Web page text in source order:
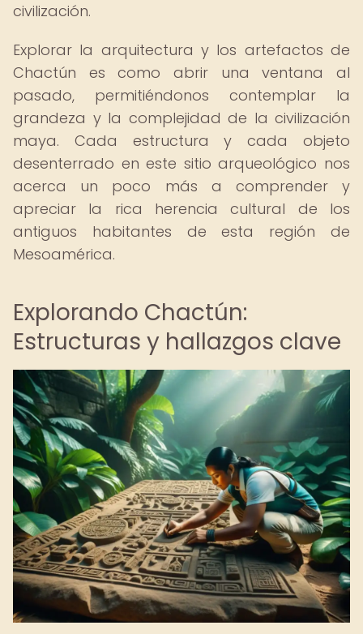
civilización.
Explorar la arquitectura y los artefactos de
Chactún es como abrir una ventana al
pasado, permitiéndonos contemplar la
grandeza y la complejidad de la civilización
maya. Cada estructura y cada objeto
desenterrado en este sitio arqueológico nos
acerca un poco más a comprender y
apreciar la rica herencia cultural de los
antiguos habitantes de esta región de
Mesoamérica.
Explorando Chactún:
Estructuras y hallazgos clave